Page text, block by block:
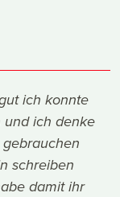
ich konnte
und ich denke
schreiben
damit ihr